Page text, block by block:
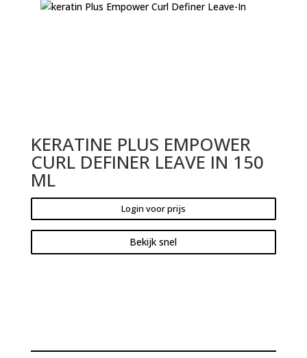
KERATINE PLUS EMPOWER
CURL DEFINER LEAVE IN 150
ML
Login voor prijs
Bekijk snel